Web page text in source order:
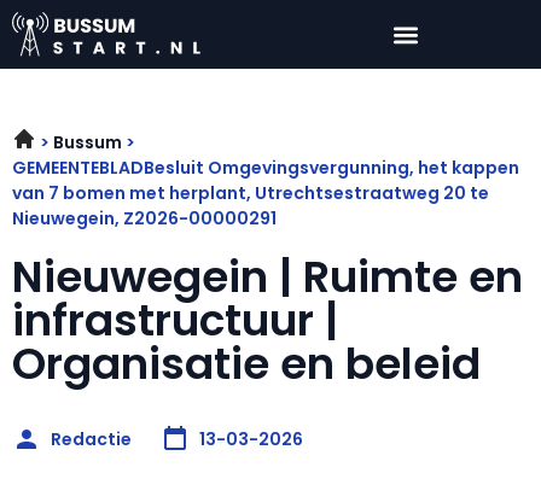
Bussum
GEMEENTEBLADBesluit Omgevingsvergunning, het kappen
van 7 bomen met herplant, Utrechtsestraatweg 20 te
Nieuwegein, Z2026-00000291
Nieuwegein | Ruimte en
infrastructuur |
Organisatie en beleid
Redactie 13-03-2026